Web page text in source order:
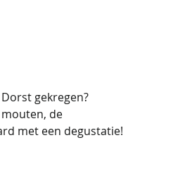
gekregen?
de
met een degustatie!